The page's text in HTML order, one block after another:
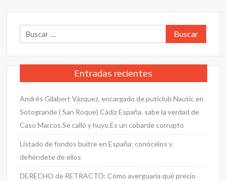
Buscar:
Entradas recientes
Andrés Gilabert Vázquez, encargado de puticlub Nautic en
Sotogrande ( San Roque) Cádiz España. sabe la verdad de
Caso Marcos.Se calló y huyo.Es un cobarde corrupto
Listado de fondos buitre en España: conócelos y
defiéndete de ellos
DERECHO de RETRACTO: Cómo averguaria qué precio